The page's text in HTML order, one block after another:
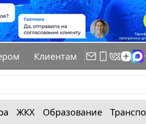
Клиентам
ЖКХ Образование